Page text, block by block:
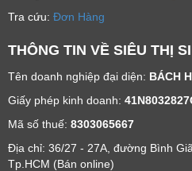
Tra cứu: Đơn Hàng
THÔNG TIN VỀ SIÊU THỊ
Tên doanh nghiệp đại diện: BÁCH
Giấy phép kinh doanh:
Mã số thuế: 8303065667
Địa chỉ: 36/27 - 27A, đường Bình
Tp.HCM (Bán online)